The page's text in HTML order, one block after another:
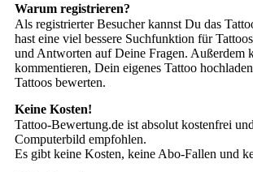
Warum registrieren?
Als registrierter Besucher kannst Du das
hast eine viel bessere Suchfunktion für
und Antworten auf Deine Fragen. Außerdem
kommentieren, Dein eigenes Tattoo
Tattoos bewerten.
Keine Kosten!
Tattoo-Bewertung.de ist absolut kostenfrei
Computerbild empfohlen.
Es gibt keine Kosten, keine Abo-Fallen und